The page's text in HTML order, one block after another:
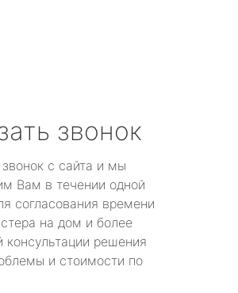
звонок
с сайта и мы
Вам в течении одной
согласования времени
на дом и более
консультации решения
и стоимости по